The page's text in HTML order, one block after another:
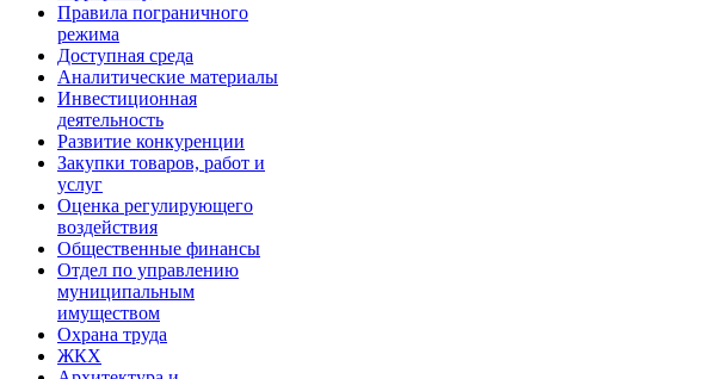
Правила пограничного
режима
Доступная среда
Аналитические материалы
Инвестиционная
деятельность
Развитие конкуренции
Закупки товаров, работ и
услуг
Оценка регулирующего
воздействия
Общественные финансы
Отдел по управлению
муниципальным
имуществом
Охрана труда
ЖКХ